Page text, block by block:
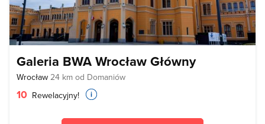
Galeria BWA Wrocław Główny
Wrocław 24 km od Domaniów
10 Rewelacyjny!